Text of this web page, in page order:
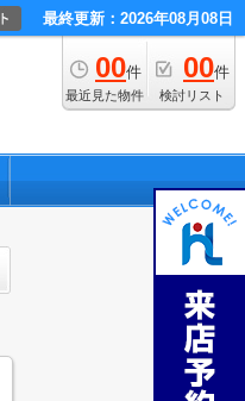
最終更新：2026年08月08日
00件
最近見た物件
00件
検討リスト